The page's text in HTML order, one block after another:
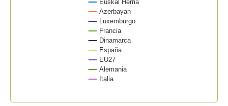
Euskal Herria
Azerbayan
Luxemburgo
Francia
Dinamarca
España
EU27
Alemania
Italia